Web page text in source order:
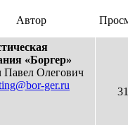
Автор
«Боргер»
Павел Олегович
ger.ru